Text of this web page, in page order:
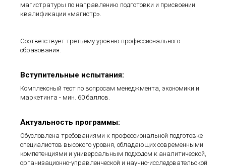
магистратуры по направлению подготовки и присвоении
квалификации «магистр».
Соответствует третьему уровню профессионального
образования.
Вступительные испытания:
Комплексный тест по вопросам менеджмента, экономики и
маркетинга - мин. 60 баллов.
Актуальность программы:
Обусловлена требованиями к профессиональной подготовке
специалистов высокого уровня, обладающих современными
компетенциями и универсальным подходом к аналитической,
организационно-управленческой и научно-исследовательской